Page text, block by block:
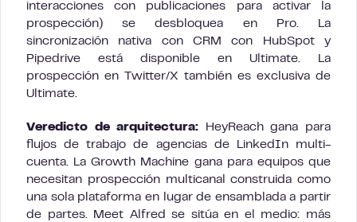
interacciones con publicaciones para activar la
prospección) se desbloquea en Pro. La
sincronización nativa con CRM con HubSpot y
Pipedrive está disponible en Ultimate. La
prospección en Twitter/X también es exclusiva de
Ultimate.
Veredicto de arquitectura: HeyReach gana para
flujos de trabajo de agencias de LinkedIn multi-
cuenta. La Growth Machine gana para equipos que
necesitan prospección multicanal construida como
una sola plataforma en lugar de ensamblada a partir
de partes. Meet Alfred se sitúa en el medio: más